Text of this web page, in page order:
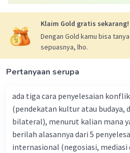
Klaim Gold gratis sekarang!
Dengan Gold kamu bisa
sepuasnya, lho.
Pertanyaan serupa
ada tiga cara penyelesaian
(pendekatan kultur atau budaya,
bilateral), menurut kalian mana
berilah alasannya dari 5 penyelesaian konflik secara
internasional (negosiasi, mediasi